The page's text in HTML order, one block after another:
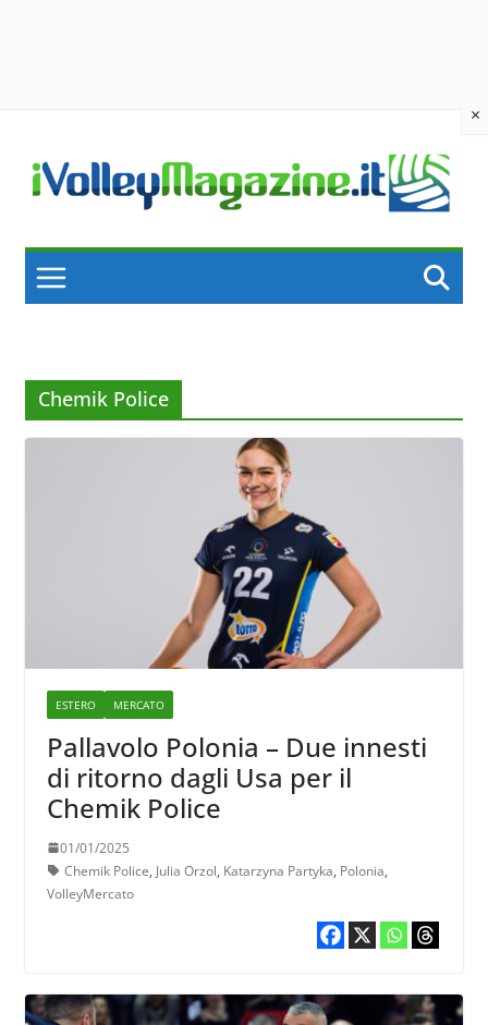
×
content
Chemik Police
ESTERO MERCATO
Pallavolo Polonia – Due innesti
di ritorno dagli Usa per il
Chemik Police
01/01/2025
Chemik Police, Julia Orzol, Katarzyna Partyka, Polonia,
VolleyMercato